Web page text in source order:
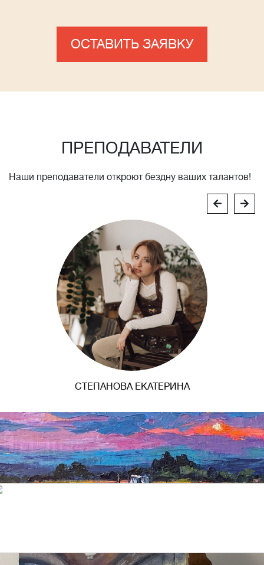
ОСТАВИТЬ ЗАЯВКУ
ПРЕПОДАВАТЕЛИ
Наши преподаватели откроют бездну ваших талантов!
СТЕПАНОВА ЕКАТЕРИНА